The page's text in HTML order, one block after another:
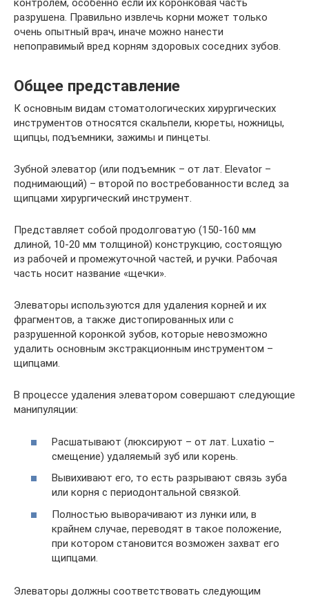
контролем, особенно если их коронковая часть
разрушена. Правильно извлечь корни может только
очень опытный врач, иначе можно нанести
непоправимый вред корням здоровых соседних зубов.
Общее представление
К основным видам стоматологических хирургических
инструментов относятся скальпели, кюреты, ножницы,
щипцы, подъемники, зажимы и пинцеты.
Зубной элеватор (или подъемник – от лат. Elevator –
поднимающий) – второй по востребованности вслед за
щипцами хирургический инструмент.
Представляет собой продолговатую (150-160 мм
длиной, 10-20 мм толщиной) конструкцию, состоящую
из рабочей и промежуточной частей, и ручки. Рабочая
часть носит название «щечки».
Элеваторы используются для удаления корней и их
фрагментов, а также дистопированных или с
разрушенной коронкой зубов, которые невозможно
удалить основным экстракционным инструментом –
щипцами.
В процессе удаления элеватором совершают следующие
манипуляции:
Расшатывают (люксируют – от лат. Luxatio –
смещение) удаляемый зуб или корень.
Вывихивают его, то есть разрывают связь зуба
или корня с периодонтальной связкой.
Полностью выворачивают из лунки или, в
крайнем случае, переводят в такое положение,
при котором становится возможен захват его
щипцами.
Элеваторы должны соответствовать следующим